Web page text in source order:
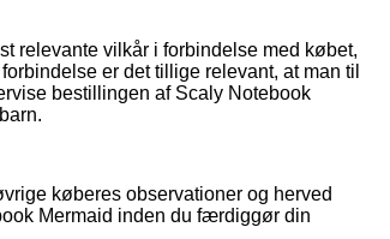
relevante vilkår i forbindelse med købet,
er det tillige relevant, at man til
bestillingen af Scaly Notebook
køberes observationer og herved
Mermaid inden du færdiggør din